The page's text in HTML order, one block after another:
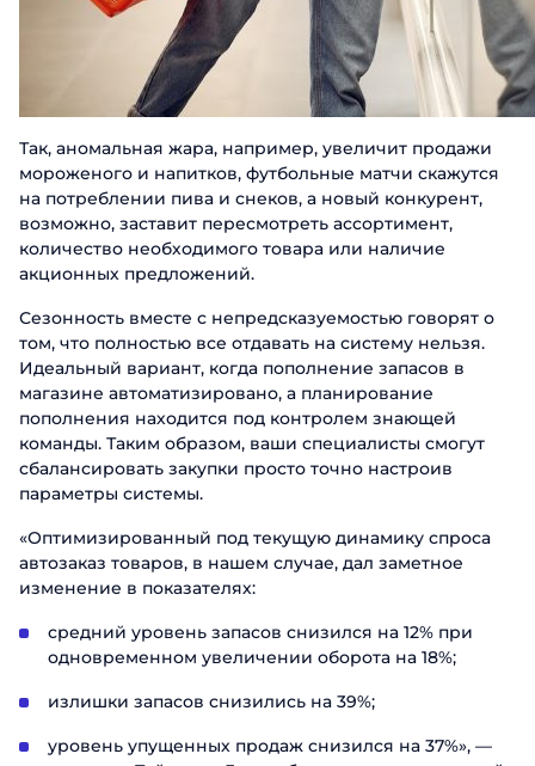
Так, аномальная жара, например, увеличит продажи
мороженого и напитков, футбольные матчи скажутся
на потреблении пива и снеков, а новый конкурент,
возможно, заставит пересмотреть ассортимент,
количество необходимого товара или наличие
акционных предложений.
Сезонность вместе с непредсказуемостью говорят о
том, что полностью все отдавать на систему нельзя.
Идеальный вариант, когда пополнение запасов в
магазине автоматизировано, а планирование
пополнения находится под контролем знающей
команды. Таким образом, ваши специалисты смогут
сбалансировать закупки просто точно настроив
параметры системы.
«Оптимизированный под текущую динамику спроса
автозаказ товаров, в нашем случае, дал заметное
изменение в показателях:
средний уровень запасов снизился на 12% при
одновременном увеличении оборота на 18%;
излишки запасов снизились на 39%;
уровень упущенных продаж снизился на 37%», —
Заполните форму, чтобы узнать
Имя
Фамилия
Спасибо за